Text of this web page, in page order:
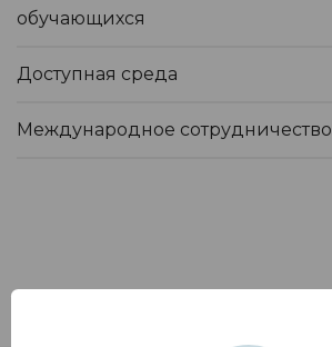
обучающихся
Доступная среда
Международное сотрудничество